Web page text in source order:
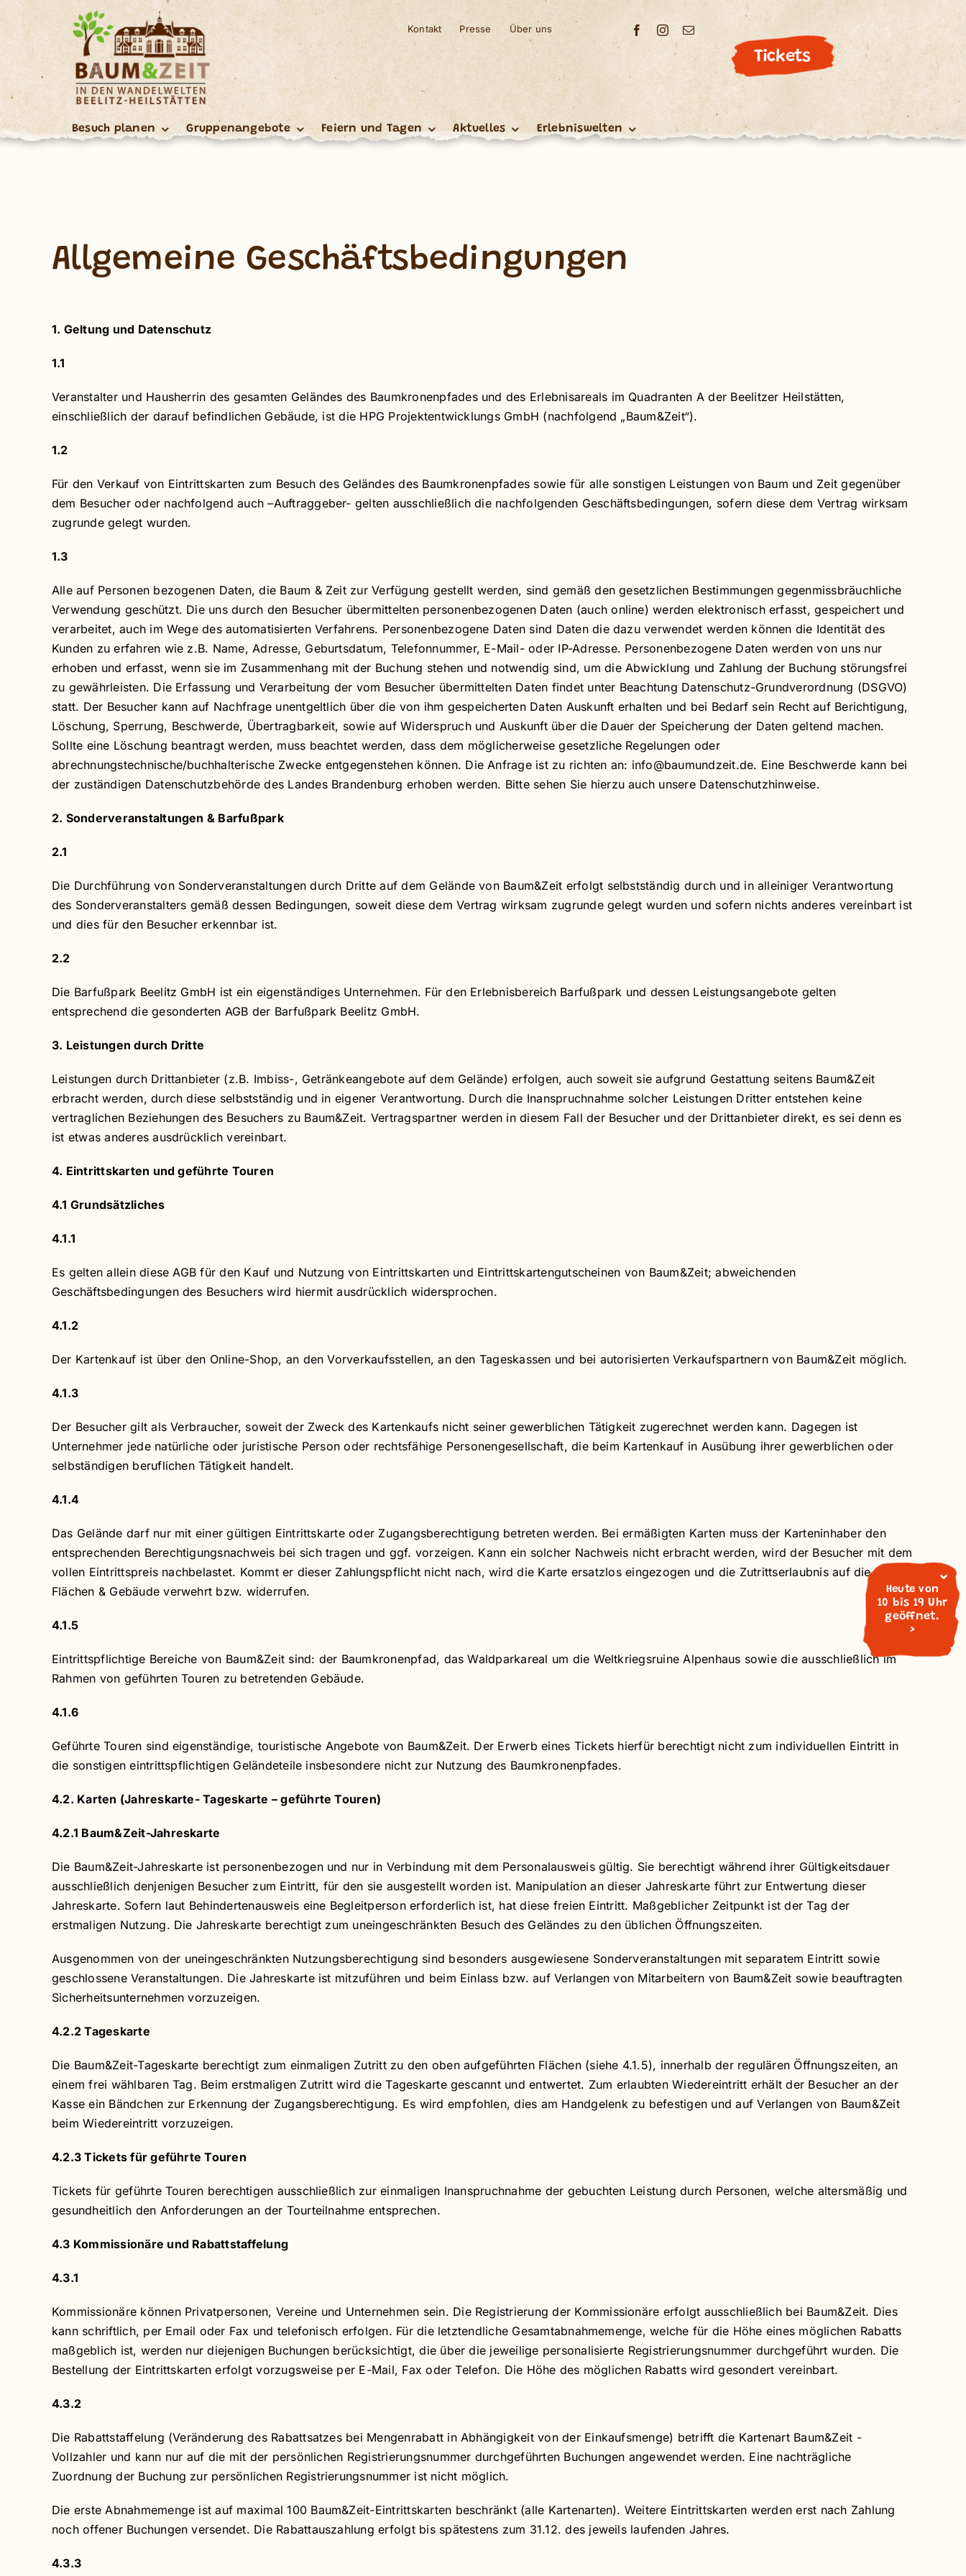
Skip
to
content
Kontakt Presse Über uns
Tickets
Besuch planen Gruppenangebote Feiern und Tagen Aktuelles Erlebniswelten
Allgemeine Geschäftsbedingungen
1. Geltung und Datenschutz
1.1
Veranstalter und Hausherrin des gesamten Geländes des Baumkronenpfades und des Erlebnisareals im Quadranten A der Beelitzer Heilstätten,
einschließlich der darauf befindlichen Gebäude, ist die HPG Projektentwicklungs GmbH (nachfolgend „Baum&Zeit“).
1.2
Für den Verkauf von Eintrittskarten zum Besuch des Geländes des Baumkronenpfades sowie für alle sonstigen Leistungen von Baum und Zeit gegenüber
dem Besucher oder nachfolgend auch –Auftraggeber- gelten ausschließlich die nachfolgenden Geschäftsbedingungen, sofern diese dem Vertrag wirksam
zugrunde gelegt wurden.
1.3
Alle auf Personen bezogenen Daten, die Baum & Zeit zur Verfügung gestellt werden, sind gemäß den gesetzlichen Bestimmungen gegenmissbräuchliche
Verwendung geschützt. Die uns durch den Besucher übermittelten personenbezogenen Daten (auch online) werden elektronisch erfasst, gespeichert und
verarbeitet, auch im Wege des automatisierten Verfahrens. Personenbezogene Daten sind Daten die dazu verwendet werden können die Identität des
Kunden zu erfahren wie z.B. Name, Adresse, Geburtsdatum, Telefonnummer, E-Mail- oder IP-Adresse. Personenbezogene Daten werden von uns nur
erhoben und erfasst, wenn sie im Zusammenhang mit der Buchung stehen und notwendig sind, um die Abwicklung und Zahlung der Buchung störungsfrei
zu gewährleisten. Die Erfassung und Verarbeitung der vom Besucher übermittelten Daten findet unter Beachtung Datenschutz-Grundverordnung (DSGVO)
statt. Der Besucher kann auf Nachfrage unentgeltlich über die von ihm gespeicherten Daten Auskunft erhalten und bei Bedarf sein Recht auf Berichtigung,
Löschung, Sperrung, Beschwerde, Übertragbarkeit, sowie auf Widerspruch und Auskunft über die Dauer der Speicherung der Daten geltend machen.
Sollte eine Löschung beantragt werden, muss beachtet werden, dass dem möglicherweise gesetzliche Regelungen oder
abrechnungstechnische/buchhalterische Zwecke entgegenstehen können. Die Anfrage ist zu richten an: info@baumundzeit.de. Eine Beschwerde kann bei
der zuständigen Datenschutzbehörde des Landes Brandenburg erhoben werden. Bitte sehen Sie hierzu auch unsere Datenschutzhinweise.
2. Sonderveranstaltungen & Barfußpark
2.1
Die Durchführung von Sonderveranstaltungen durch Dritte auf dem Gelände von Baum&Zeit erfolgt selbstständig durch und in alleiniger Verantwortung
des Sonderveranstalters gemäß dessen Bedingungen, soweit diese dem Vertrag wirksam zugrunde gelegt wurden und sofern nichts anderes vereinbart ist
und dies für den Besucher erkennbar ist.
2.2
Die Barfußpark Beelitz GmbH ist ein eigenständiges Unternehmen. Für den Erlebnisbereich Barfußpark und dessen Leistungsangebote gelten
entsprechend die gesonderten AGB der Barfußpark Beelitz GmbH.
3. Leistungen durch Dritte
Leistungen durch Drittanbieter (z.B. Imbiss-, Getränkeangebote auf dem Gelände) erfolgen, auch soweit sie aufgrund Gestattung seitens Baum&Zeit
erbracht werden, durch diese selbstständig und in eigener Verantwortung. Durch die Inanspruchnahme solcher Leistungen Dritter entstehen keine
vertraglichen Beziehungen des Besuchers zu Baum&Zeit. Vertragspartner werden in diesem Fall der Besucher und der Drittanbieter direkt, es sei denn es
ist etwas anderes ausdrücklich vereinbart.
4. Eintrittskarten und geführte Touren
4.1 Grundsätzliches
4.1.1
Es gelten allein diese AGB für den Kauf und Nutzung von Eintrittskarten und Eintrittskartengutscheinen von Baum&Zeit; abweichenden
Geschäftsbedingungen des Besuchers wird hiermit ausdrücklich widersprochen.
4.1.2
Der Kartenkauf ist über den Online-Shop, an den Vorverkaufsstellen, an den Tageskassen und bei autorisierten Verkaufspartnern von Baum&Zeit möglich.
4.1.3
Der Besucher gilt als Verbraucher, soweit der Zweck des Kartenkaufs nicht seiner gewerblichen Tätigkeit zugerechnet werden kann. Dagegen ist
Unternehmer jede natürliche oder juristische Person oder rechtsfähige Personengesellschaft, die beim Kartenkauf in Ausübung ihrer gewerblichen oder
selbständigen beruflichen Tätigkeit handelt.
4.1.4
Das Gelände darf nur mit einer gültigen Eintrittskarte oder Zugangsberechtigung betreten werden. Bei ermäßigten Karten muss der Karteninhaber den
entsprechenden Berechtigungsnachweis bei sich tragen und ggf. vorzeigen. Kann ein solcher Nachweis nicht erbracht werden, wird der Besucher mit dem
vollen Eintrittspreis nachbelastet. Kommt er dieser Zahlungspflicht nicht nach, wird die Karte ersatzlos eingezogen und die Zutrittserlaubnis auf die
Flächen & Gebäude verwehrt bzw. widerrufen.
4.1.5
Eintrittspflichtige Bereiche von Baum&Zeit sind: der Baumkronenpfad, das Waldparkareal um die Weltkriegsruine Alpenhaus sowie die ausschließlich im
Rahmen von geführten Touren zu betretenden Gebäude.
4.1.6
Geführte Touren sind eigenständige, touristische Angebote von Baum&Zeit. Der Erwerb eines Tickets hierfür berechtigt nicht zum individuellen Eintritt in
die sonstigen eintrittspflichtigen Geländeteile insbesondere nicht zur Nutzung des Baumkronenpfades.
4.2. Karten (Jahreskarte- Tageskarte – geführte Touren)
4.2.1 Baum&Zeit-Jahreskarte
Die Baum&Zeit-Jahreskarte ist personenbezogen und nur in Verbindung mit dem Personalausweis gültig. Sie berechtigt während ihrer Gültigkeitsdauer
ausschließlich denjenigen Besucher zum Eintritt, für den sie ausgestellt worden ist. Manipulation an dieser Jahreskarte führt zur Entwertung dieser
Jahreskarte. Sofern laut Behindertenausweis eine Begleitperson erforderlich ist, hat diese freien Eintritt. Maßgeblicher Zeitpunkt ist der Tag der
erstmaligen Nutzung. Die Jahreskarte berechtigt zum uneingeschränkten Besuch des Geländes zu den üblichen Öffnungszeiten.
Ausgenommen von der uneingeschränkten Nutzungsberechtigung sind besonders ausgewiesene Sonderveranstaltungen mit separatem Eintritt sowie
geschlossene Veranstaltungen. Die Jahreskarte ist mitzuführen und beim Einlass bzw. auf Verlangen von Mitarbeitern von Baum&Zeit sowie beauftragten
Sicherheitsunternehmen vorzuzeigen.
4.2.2 Tageskarte
Die Baum&Zeit-Tageskarte berechtigt zum einmaligen Zutritt zu den oben aufgeführten Flächen (siehe 4.1.5), innerhalb der regulären Öffnungszeiten, an
einem frei wählbaren Tag. Beim erstmaligen Zutritt wird die Tageskarte gescannt und entwertet. Zum erlaubten Wiedereintritt erhält der Besucher an der
Kasse ein Bändchen zur Erkennung der Zugangsberechtigung. Es wird empfohlen, dies am Handgelenk zu befestigen und auf Verlangen von Baum&Zeit
beim Wiedereintritt vorzuzeigen.
4.2.3 Tickets für geführte Touren
Tickets für geführte Touren berechtigen ausschließlich zur einmaligen Inanspruchnahme der gebuchten Leistung durch Personen, welche altersmäßig und
gesundheitlich den Anforderungen an der Tourteilnahme entsprechen.
4.3 Kommissionäre und Rabattstaffelung
4.3.1
Kommissionäre können Privatpersonen, Vereine und Unternehmen sein. Die Registrierung der Kommissionäre erfolgt ausschließlich bei Baum&Zeit. Dies
kann schriftlich, per Email oder Fax und telefonisch erfolgen. Für die letztendliche Gesamtabnahmemenge, welche für die Höhe eines möglichen Rabatts
maßgeblich ist, werden nur diejenigen Buchungen berücksichtigt, die über die jeweilige personalisierte Registrierungsnummer durchgeführt wurden. Die
Bestellung der Eintrittskarten erfolgt vorzugsweise per E-Mail, Fax oder Telefon. Die Höhe des möglichen Rabatts wird gesondert vereinbart.
4.3.2
Die Rabattstaffelung (Veränderung des Rabattsatzes bei Mengenrabatt in Abhängigkeit von der Einkaufsmenge) betrifft die Kartenart Baum&Zeit -
Vollzahler und kann nur auf die mit der persönlichen Registrierungsnummer durchgeführten Buchungen angewendet werden. Eine nachträgliche
Zuordnung der Buchung zur persönlichen Registrierungsnummer ist nicht möglich.
Die erste Abnahmemenge ist auf maximal 100 Baum&Zeit-Eintrittskarten beschränkt (alle Kartenarten). Weitere Eintrittskarten werden erst nach Zahlung
noch offener Buchungen versendet. Die Rabattauszahlung erfolgt bis spätestens zum 31.12. des jeweils laufenden Jahres.
4.3.3
Heute von
10 bis 19 Uhr
geöffnet.
>